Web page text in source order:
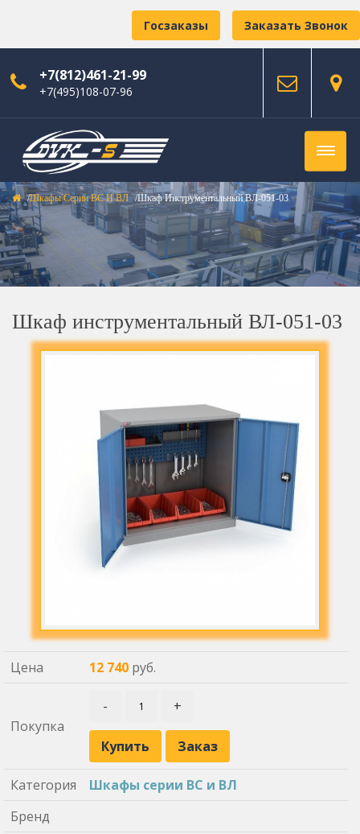
Заказать Звонок
Госзаказы
+7(812)461-21-99
+7(495)108-07-96
Шкафы Серии ВС И ВЛ Шкаф Инструментальный ВЛ-051-03
Шкаф инструментальный ВЛ-051-03
Цена 12 740 руб.
Покупка
- +
Купить Заказ
Категория
Шкафы серии ВС и ВЛ
Бренд